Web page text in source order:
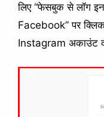
लिए “फेसबुक से लॉग
Facebook” पर
Instagram अकाउंट